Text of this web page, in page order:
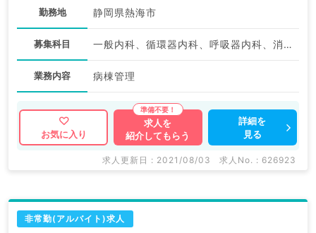
勤務地 静岡県熱海市
募集科目 一般内科、循環器内科、呼吸器内科、消化器内科、内分泌・代謝内科、腎臓内科、血液内科
業務内容 病棟管理
お気に入り
求人を
紹介してもらう
詳細を
見る
求人更新日 : 2021/08/03 求人No. : 626923
非常勤(アルバイト)求人